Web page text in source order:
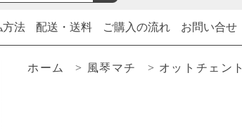
方法 配送・送料 ご購入の流れ お問い合せ
ホーム > 風琴マチ > オットチェント